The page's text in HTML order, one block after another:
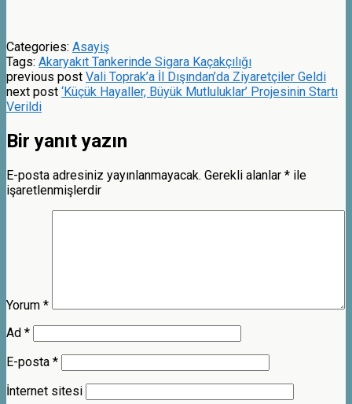
Categories: Asayiş
Tags: Akaryakıt Tankerinde Sigara Kaçakçılığı
previous post Vali Toprak’a İl Dışından’da Ziyaretçiler Geldi
next post ‘Küçük Hayaller, Büyük Mutluluklar’ Projesinin Startı
Verildi
Bir yanıt yazın
E-posta adresiniz yayınlanmayacak. Gerekli alanlar * ile
işaretlenmişlerdir
Yorum *
Ad *
E-posta *
İnternet sitesi